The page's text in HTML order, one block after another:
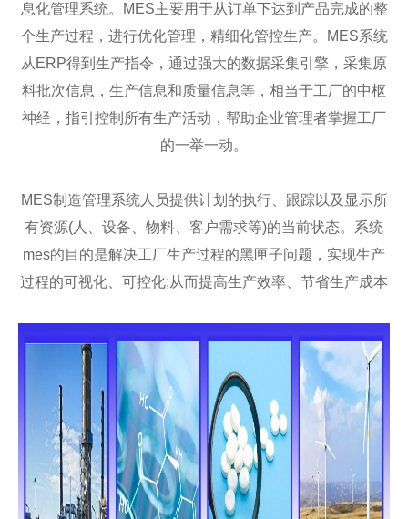
息化管理系统。MES主要用于从订单下达到产品完成的整
个生产过程，进行优化管理，精细化管控生产。MES系统
从ERP得到生产指令，通过强大的数据采集引擎，采集原
料批次信息，生产信息和质量信息等，相当于工厂的中枢
神经，指引控制所有生产活动，帮助企业管理者掌握工厂
的一举一动。
MES制造管理系统人员提供计划的执行、跟踪以及显示所
有资源(人、设备、物料、客户需求等)的当前状态。系统
mes的目的是解决工厂生产过程的黑匣子问题，实现生产
过程的可视化、可控化;从而提高生产效率、节省生产成本